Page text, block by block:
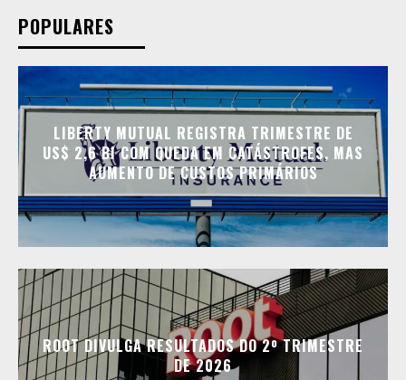
POPULARES
LIBERTY MUTUAL REGISTRA TRIMESTRE DE
US$ 2,6 BI COM QUEDA EM CATÁSTROFES, MAS
AUMENTO DE CUSTOS PRIMÁRIOS
ROOT DIVULGA RESULTADOS DO 2º TRIMESTRE
DE 2026